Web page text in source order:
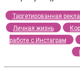
Таргетированная
Личная жизнь
работе с Инстаграм